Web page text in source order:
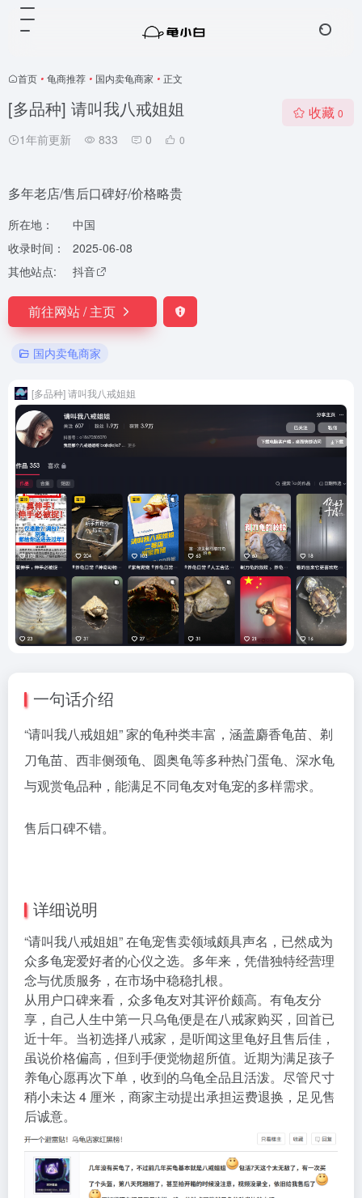
首页 • 龟商推荐 • 国内卖龟商家 • 正文
[多品种] 请叫我八戒姐姐
1年前更新 833 0 0
收藏 0
多年老店/售后口碑好/价格略贵
所在地：
中国
收录时间：
2025-06-08
其他站点:
抖音
前往网站 / 主页
国内卖龟商家
[多品种] 请叫我八戒姐姐
一句话介绍
“请叫我八戒姐姐” 家的龟种类丰富，涵盖麝香龟苗、剃
刀龟苗、西非侧颈龟、圆奥龟等多种热门蛋龟、深水龟
与观赏龟品种，能满足不同龟友对龟宠的多样需求。
售后口碑不错。
详细说明
“请叫我八戒姐姐” 在龟宠售卖领域颇具声名，已然成为
众多龟宠爱好者的心仪之选。多年来，凭借独特经营理
念与优质服务，在市场中稳稳扎根。
从用户口碑来看，众多龟友对其评价颇高。有龟友分
享，自己人生中第一只乌龟便是在八戒家购买，回首已
近十年。当初选择八戒家，是听闻这里龟好且售后佳，
虽说价格偏高，但到手便觉物超所值。近期为满足孩子
养龟心愿再次下单，收到的乌龟全品且活泼。尽管尺寸
稍小未达 4 厘米，商家主动提出承担运费退换，足见售
后诚意。